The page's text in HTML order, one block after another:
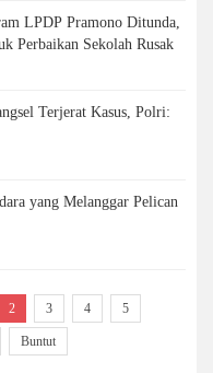
LPDP Pramono Ditunda,
Perbaikan Sekolah Rusak
Terjerat Kasus, Polri:
yang Melanggar Pelican
2 3 4 5
Buntut